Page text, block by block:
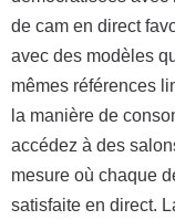
de cam en direct
avec des modèles
mêmes références
la manière de
accédez à des
mesure où chaque
satisfaite en direct.